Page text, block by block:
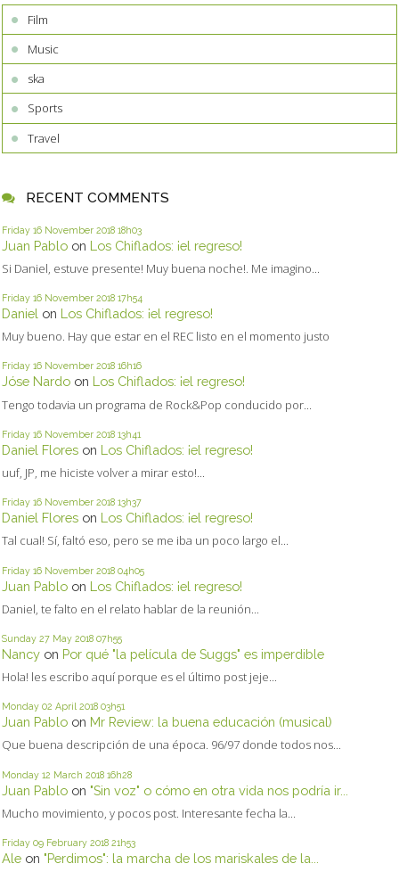
Film
Music
ska
Sports
Travel
RECENT COMMENTS
Friday 16 November 2018 18h03
Juan Pablo on Los Chiflados: ¡el regreso!
Si Daniel, estuve presente! Muy buena noche!. Me imagino...
Friday 16 November 2018 17h54
Daniel on Los Chiflados: ¡el regreso!
Muy bueno. Hay que estar en el REC listo en el momento justo
Friday 16 November 2018 16h16
Jóse Nardo on Los Chiflados: ¡el regreso!
Tengo todavia un programa de Rock&Pop conducido por...
Friday 16 November 2018 13h41
Daniel Flores on Los Chiflados: ¡el regreso!
uuf, JP, me hiciste volver a mirar esto!...
Friday 16 November 2018 13h37
Daniel Flores on Los Chiflados: ¡el regreso!
Tal cual! Sí, faltó eso, pero se me iba un poco largo el...
Friday 16 November 2018 04h05
Juan Pablo on Los Chiflados: ¡el regreso!
Daniel, te falto en el relato hablar de la reunión...
Sunday 27 May 2018 07h55
Nancy on Por qué "la película de Suggs" es imperdible
Hola! les escribo aquí porque es el último post jeje...
Monday 02 April 2018 03h51
Juan Pablo on Mr Review: la buena educación (musical)
Que buena descripción de una época. 96/97 donde todos nos...
Monday 12 March 2018 16h28
Juan Pablo on "Sin voz" o cómo en otra vida nos podría ir...
Mucho movimiento, y pocos post. Interesante fecha la...
Friday 09 February 2018 21h53
Ale on "Perdimos": la marcha de los mariskales de la...